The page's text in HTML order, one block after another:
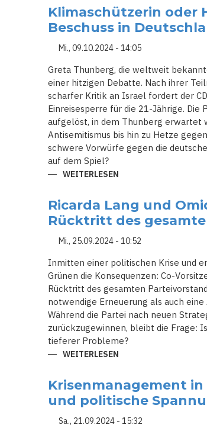
EUROPÄISCHEN
PARLAMENT:
ORBÁNS
KONFRONTATION
DEN
ELITEN
Klimaschützerin oder
Beschuss in
Mi., 09.10.2024 - 14:05
Greta Thunberg, die weltweit
einer hitzigen Debatte. Nach ihrer
scharfer Kritik an Israel fordert der
Einreisesperre für die 21-Jährige.
aufgelöst, in dem Thunberg erwartet
Antisemitismus bis hin zu Hetze
schwere Vorwürfe gegen die
auf dem Spiel?
WEITERLESEN
-
THUNBERG
UNTER
IN
Ricarda Lang und
Rücktritt des
Mi., 25.09.2024 - 10:52
Inmitten einer politischen Krise und
Grünen die Konsequenzen: Co-
Rücktritt des gesamten
notwendige Erneuerung als auch
Während die Partei nach neuen
zurückzugewinnen, bleibt die Frage:
tieferer Probleme?
WEITERLESEN
OMID
NOURIPOUR
KÜNDIGEN
RÜCKTRITT
Krisenmanagement
und politische
Sa., 21.09.2024 - 15:32